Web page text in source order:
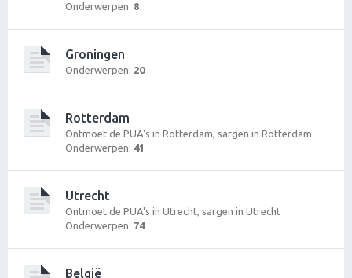
Onderwerpen: 8
Groningen
Onderwerpen: 20
Rotterdam
Ontmoet de PUA's in Rotterdam, sargen in Rotterdam
Onderwerpen: 41
Utrecht
Ontmoet de PUA's in Utrecht, sargen in Utrecht
Onderwerpen: 74
België